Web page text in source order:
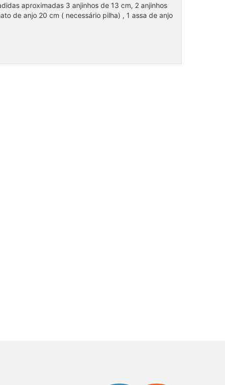
aproximadas 3 anjinhos de 13 cm, 2 anjinhos
de anjo 20 cm ( necessário pilha) , 1 assa de anjo